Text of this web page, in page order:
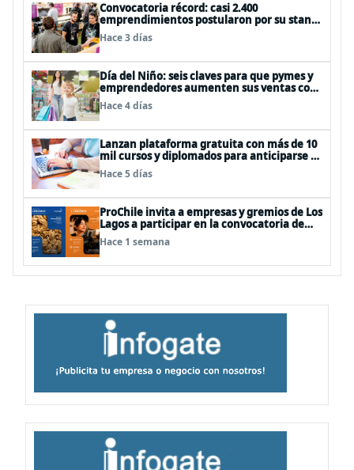
Convocatoria récord: casi 2.400
emprendimientos postularon por su stand
gratuito en el EtMday 2026
Hace 3 días
Día del Niño: seis claves para que pymes y
emprendedores aumenten sus ventas con
publicidad eficiente
Hace 4 días
Lanzan plataforma gratuita con más de 10
mil cursos y diplomados para anticiparse al
futuro del trabajo
Hace 5 días
ProChile invita a empresas y gremios de Los
Lagos a participar en la convocatoria de
Concursos 2027
Hace 1 semana